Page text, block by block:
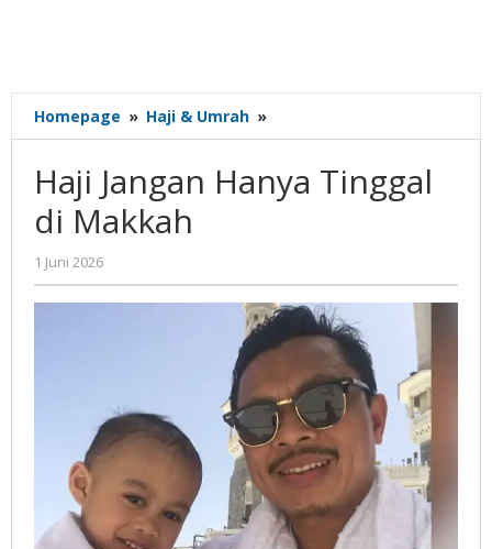
Homepage » Haji & Umrah »
Jangan
Tinggal
di
Haji Jangan Hanya Tinggal
di Makkah
1 Juni 2026
Gatot
Susanto